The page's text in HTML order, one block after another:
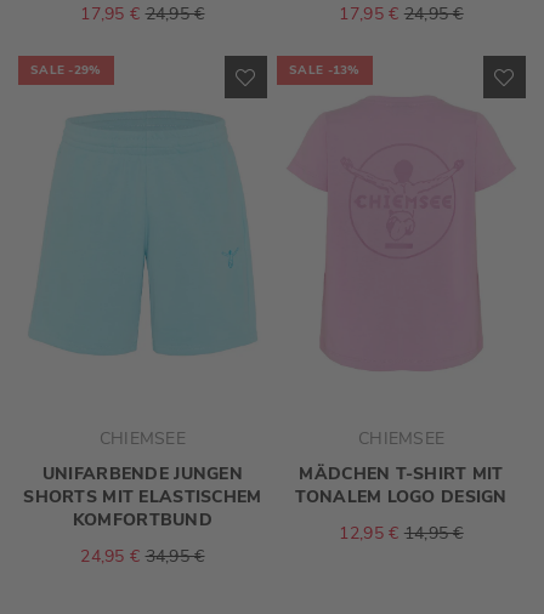
17,95 € 24,95 €
17,95 € 24,95 €
SALE -29%
ZUR
WUNSCHLISTE
CHIEMSEE
UNIFARBENDE JUNGEN
SHORTS MIT ELASTISCHEM
KOMFORTBUND
24,95 € 34,95 €
SALE -13%
CHIEMSEE
MÄDCHEN T-SHIRT MIT
TONALEM LOGO DESIGN
12,95 € 14,95 €